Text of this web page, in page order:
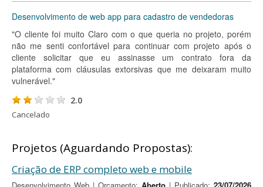
Desenvolvimento de web app para cadastro de vendedoras
"O cliente foi muito Claro com o que queria no projeto, porém
não me senti confortável para continuar com projeto após o
cliente solicitar que eu assinasse um contrato fora da
plataforma com cláusulas extorsivas que me deixaram muito
vulnerável."
2.0
Cancelado
Projetos (Aguardando Propostas):
Criação de ERP completo web e mobile